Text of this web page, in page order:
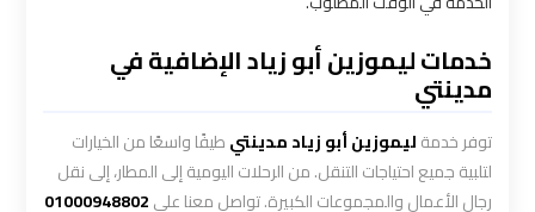
خدمات ليموزين أبو زياد الإضافية في
مدينتي
توفر خدمةليموزين أبو زياد مدينتيطيفًا واسعًا من الخيارات
لتلبية جميع احتياجات التنقل. من الرحلات اليومية إلى المطار، إلى نقل
رجال الأعمال والمجموعات الكبيرة. تواصل معنا على01000948802
ليموزين
القاهره
ليموزين